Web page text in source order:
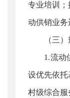
专业培训
动供销业务
（三）规
1.流动供
设优先依托
村级综合服